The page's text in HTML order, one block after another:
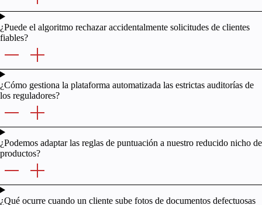
¿Puede el algoritmo rechazar accidentalmente solicitudes de clientes
fiables?
¿Cómo gestiona la plataforma automatizada las estrictas auditorías de
los reguladores?
¿Podemos adaptar las reglas de puntuación a nuestro reducido nicho de
productos?
¿Qué ocurre cuando un cliente sube fotos de documentos defectuosas